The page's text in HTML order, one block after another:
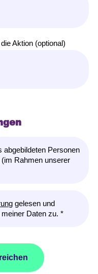
Aktion (optional)
abgebildeten Personen
Rahmen unserer
gelesen und
Daten zu. *